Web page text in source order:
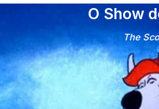
The
O Show